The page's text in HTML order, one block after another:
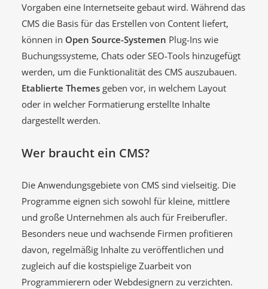
Vorgaben eine Internetseite gebaut wird. Während das
CMS die Basis für das Erstellen von Content liefert,
können in Open Source-Systemen Plug-Ins wie
Buchungssysteme, Chats oder SEO-Tools hinzugefügt
werden, um die Funktionalität des CMS auszubauen.
Etablierte Themes geben vor, in welchem Layout
oder in welcher Formatierung erstellte Inhalte
dargestellt werden.
Wer braucht ein CMS?
Die Anwendungsgebiete von CMS sind vielseitig. Die
Programme eignen sich sowohl für kleine, mittlere
und große Unternehmen als auch für Freiberufler.
Besonders neue und wachsende Firmen profitieren
davon, regelmäßig Inhalte zu veröffentlichen und
zugleich auf die kostspielige Zuarbeit von
Programmierern oder Webdesignern zu verzichten.